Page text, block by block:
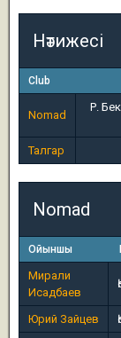
Нәтижесі
Club
Nomad
Р.
Талгар
Nomad
Ойыншы
Мирали
Исадбаев
Юрий Зайцев